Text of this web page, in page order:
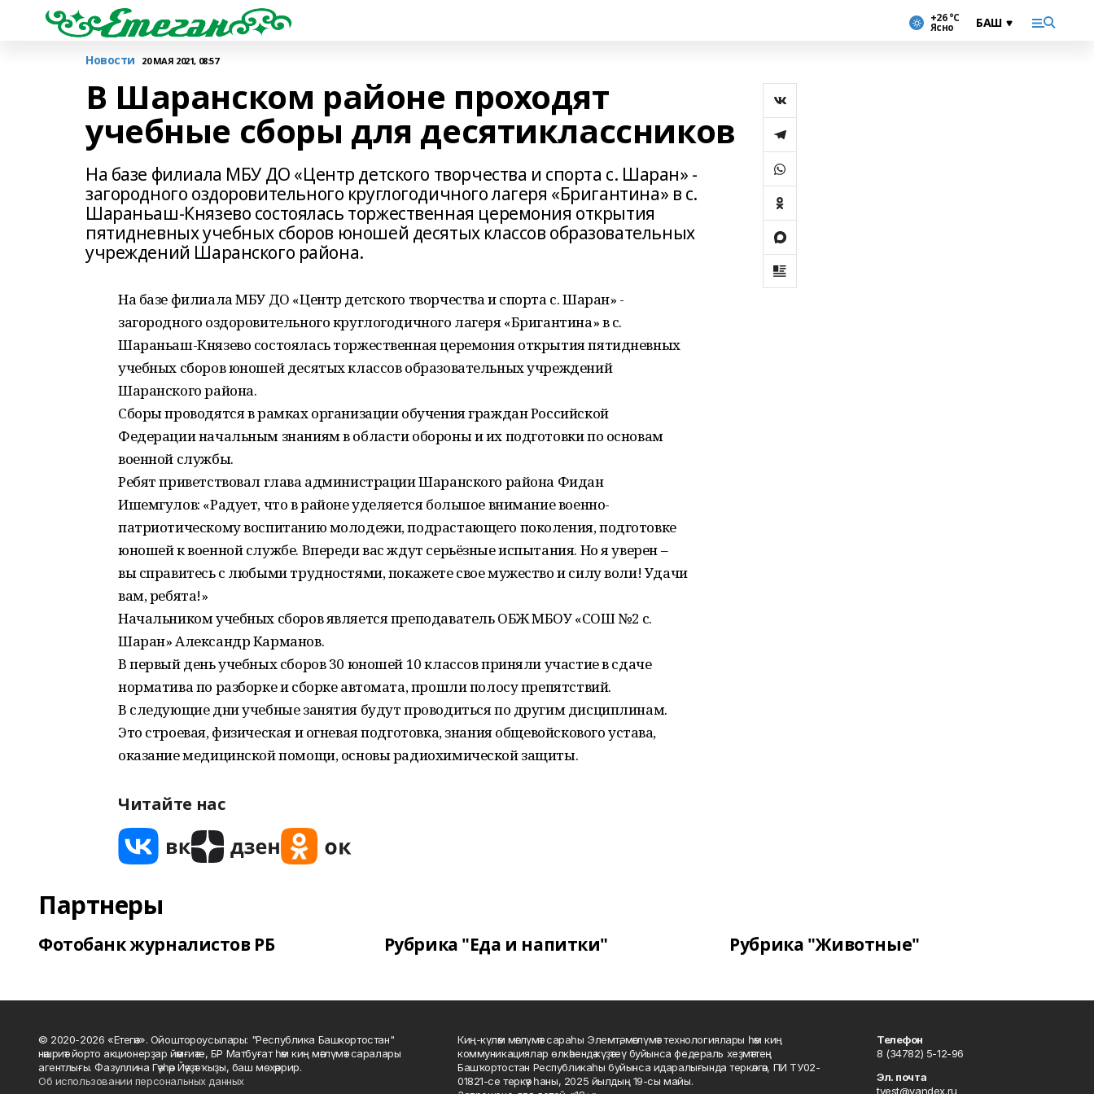
+26 °С
Ясно
Новости 20 МАЯ 2021, 08:57
В Шаранском районе проходят
учебные сборы для десятиклассников
На базе филиала МБУ ДО «Центр детского творчества и спорта с. Шаран» -
загородного оздоровительного круглогодичного лагеря «Бригантина» в с.
Шараньаш-Князево состоялась торжественная церемония открытия
пятидневных учебных сборов юношей десятых классов образовательных
учреждений Шаранского района.
На базе филиала МБУ ДО «Центр детского творчества и спорта с. Шаран» -
загородного оздоровительного круглогодичного лагеря «Бригантина» в с.
Шараньаш-Князево состоялась торжественная церемония открытия пятидневных
учебных сборов юношей десятых классов образовательных учреждений
Шаранского района.
Сборы проводятся в рамках организации обучения граждан Российской
Федерации начальным знаниям в области обороны и их подготовки по основам
военной службы.
Ребят приветствовал глава администрации Шаранского района Фидан
Ишемгулов: «Радует, что в районе уделяется большое внимание военно-
патриотическому воспитанию молодежи, подрастающего поколения, подготовке
юношей к военной службе. Впереди вас ждут серьёзные испытания. Но я уверен –
вы справитесь с любыми трудностями, покажете свое мужество и силу воли! Удачи
вам, ребята!»
Начальником учебных сборов является преподаватель ОБЖ МБОУ «СОШ №2 с.
Шаран» Александр Карманов.
В первый день учебных сборов 30 юношей 10 классов приняли участие в сдаче
норматива по разборке и сборке автомата, прошли полосу препятствий.
В следующие дни учебные занятия будут проводиться по другим дисциплинам.
Это строевая, физическая и огневая подготовка, знания общевойскового устава,
оказание медицинской помощи, основы радиохимической защиты.
Читайте нас
Партнеры
Фотобанк журналистов РБ Рубрика "Еда и напитки" Рубрика "Животные"
© 2020-2026 «Етегән». Ойоштороусылары: "Республика Башкортостан"
нәшриәт йорто акционерҙар йәмғиәте, БР Матбуғат һәм киң мәғлүмәт саралары
агентлығы. Фазуллина Гәүһәр Йәүҙәт ҡыҙы, баш мөхәррир.
Об использовании персональных данных
Киң-күләм мәғлүмәт сараһы Элемтә, мәғлүмәт технологиялары һәм киң
коммуникациялар өлкәһендә күҙәтеү буйынса федераль хеҙмәттең
Башҡортостан Республикаһы буйынса идаралығында теркәлгән, ПИ ТУ02-
01821-се теркәү һаны, 2025 йылдың 19-сы майы.
Телефон
8 (34782) 5-12-96
Эл. почта
tvest@yandex.ru